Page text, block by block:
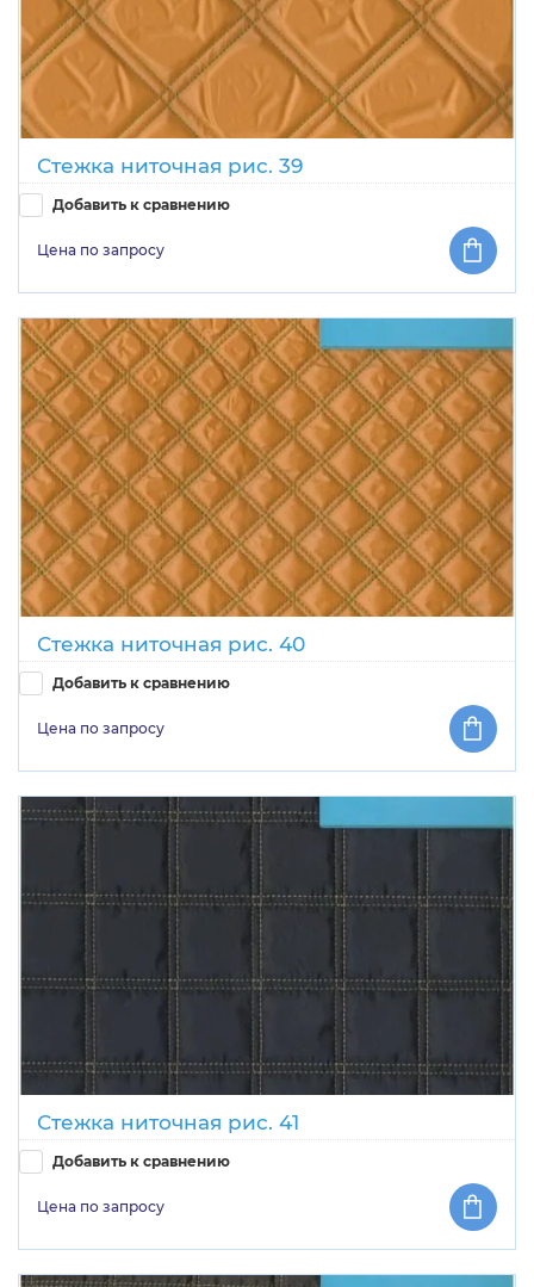
Стежка ниточная рис. 39
Добавить к сравнению
Цена по запросу
Стежка ниточная рис. 40
Добавить к сравнению
Цена по запросу
Стежка ниточная рис. 41
Добавить к сравнению
Цена по запросу